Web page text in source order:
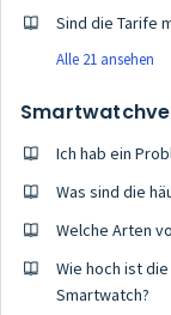
Sind die Tarife
Alle 21 ansehen
Ich hab ein
Was sind die
Welche Arten
Wie hoch ist
Smartwatch?